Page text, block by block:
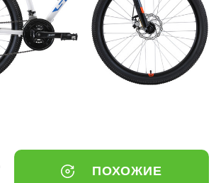
ПОХОЖИЕ
товары
сегодня только
любого банка
способом